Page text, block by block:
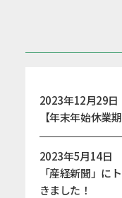
2023年12月29日
【年末年始休業
2023年5月14日
「産経新聞」に
きました！